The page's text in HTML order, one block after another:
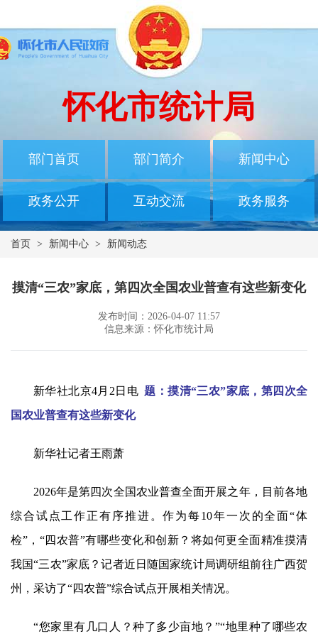
怀化市统计局
部门首页 部门简介 新闻中心
政务公开 互动交流 政务服务
首页 > 新闻中心 > 新闻动态
摸清“三农”家底，第四次全国农业普查有这些新变化
发布时间：2026-04-07 11:57
信息来源：怀化市统计局
新华社北京4月2日电 题：摸清“三农”家底，第四次全
国农业普查有这些新变化
新华社记者王雨萧
2026年是第四次全国农业普查全面开展之年，目前各地
综合试点工作正有序推进。作为每10年一次的全面“体
检”，“四农普”有哪些变化和创新？将如何更全面精准摸清
我国“三农”家底？记者近日随国家统计局调研组前往广西贺
州，采访了“四农普”综合试点开展相关情况。
“您家里有几口人？种了多少亩地？”“地里种了哪些农